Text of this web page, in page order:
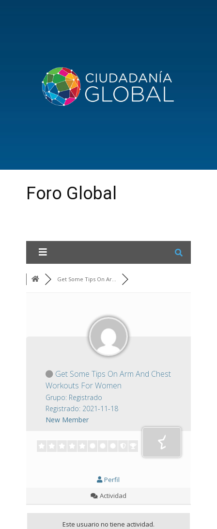
Foro Global
Get Some Tips On Ar...
Get Some Tips On Arm And Chest
Workouts For Women
Grupo: Registrado
Registrado: 2021-11-18
New Member
Perfil
Actividad
Este usuario no tiene actividad.